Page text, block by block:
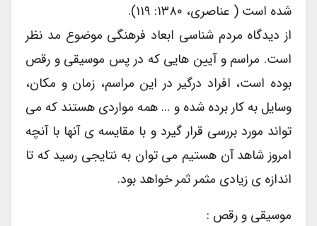
شده است ( عناصری، ۱۳۸۰: ۱۱۹).
از دیدگاه مردم شناسی ابعاد فرهنگی موضوع مد نظر
است. مراسم و آیین هایی که در پس موسیقی و رقص
بوده است، افراد درگیر در این مراسم، زمان و مکان،
وسایل به کار برده شده و … همه مواردی هستند که می
تواند مورد بررسی قرار گیرد و با مقایسه ی آنها با آنچه
امروز شاهد آن هستیم می توان به نتایجی رسید که تا
اندازه ی زیادی مثمر ثمر خواهد بود.
موسیقی و رقص :